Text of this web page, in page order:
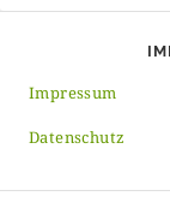
Impressum
Datenschutz